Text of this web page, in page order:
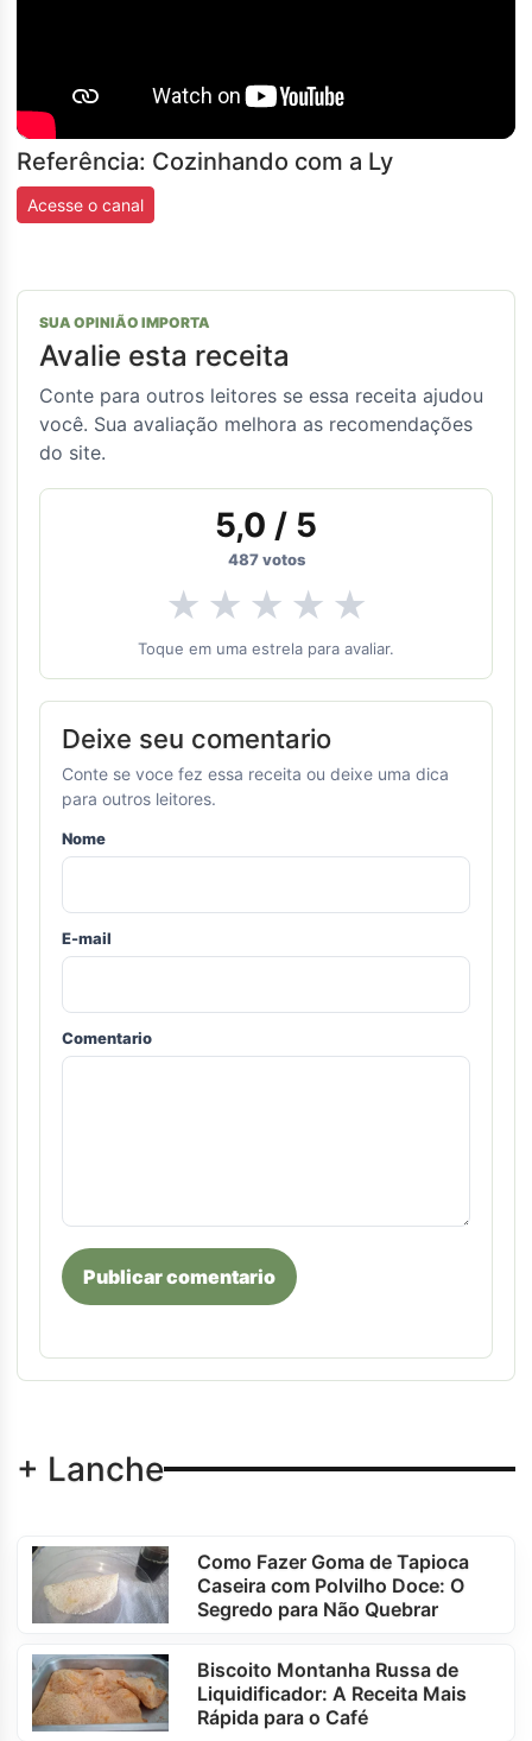
Referência: Cozinhando com a Ly
Acesse o canal
SUA OPINIÃO IMPORTA
Avalie esta receita
Conte para outros leitores se essa receita ajudou
você. Sua avaliação melhora as recomendações
do site.
5,0 / 5
487votos
★ ★ ★ ★ ★
Toque em uma estrela para avaliar.
Deixe seu comentario
Conte se voce fez essa receita ou deixe uma dica
para outros leitores.
Nome
E-mail
Comentario
Publicar comentario
+ Lanche
Como Fazer Goma de Tapioca
Caseira com Polvilho Doce: O
Segredo para Não Quebrar
Biscoito Montanha Russa de
Liquidificador: A Receita Mais
Rápida para o Café